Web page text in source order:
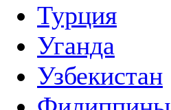
Турция
Уганда
Узбекистан